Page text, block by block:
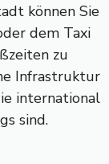
können Sie
dem Taxi
zu
Infrastruktur
international
sind.